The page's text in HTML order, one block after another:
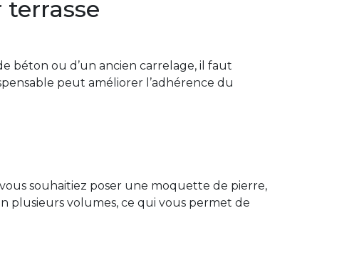
béton ou d’un ancien carrelage, il faut
peut améliorer l’adhérence du
souhaitiez poser une moquette de pierre,
plusieurs volumes, ce qui vous permet de